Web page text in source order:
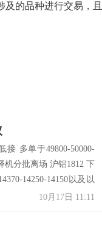
的品种进行交易，且
接 多单于49800-50000-
机分批离场 沪铝1812 下
14250-14150以及以
10月17日 11:11